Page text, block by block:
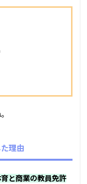
理由
と商業の教員免許